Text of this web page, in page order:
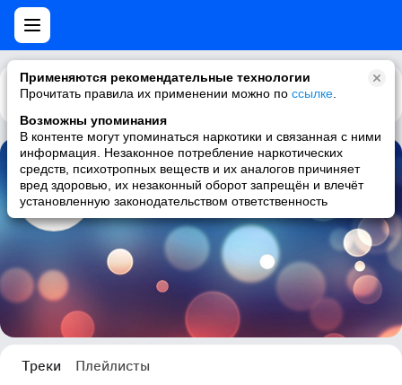
Применяются рекомендательные технологии
Прочитать правила их применении можно по ссылке
Возможны упоминания
В контенте могут упоминаться наркотики и связанная с ними
информация. Незаконное потребление наркотических
средств, психотропных веществ и их аналогов причиняет
вред здоровью, их незаконный оборот запрещён и влечёт
установленную законодательством ответственность
Каталог Рекомендации
Алексей Клименко
0 треков
Треки Плейлисты